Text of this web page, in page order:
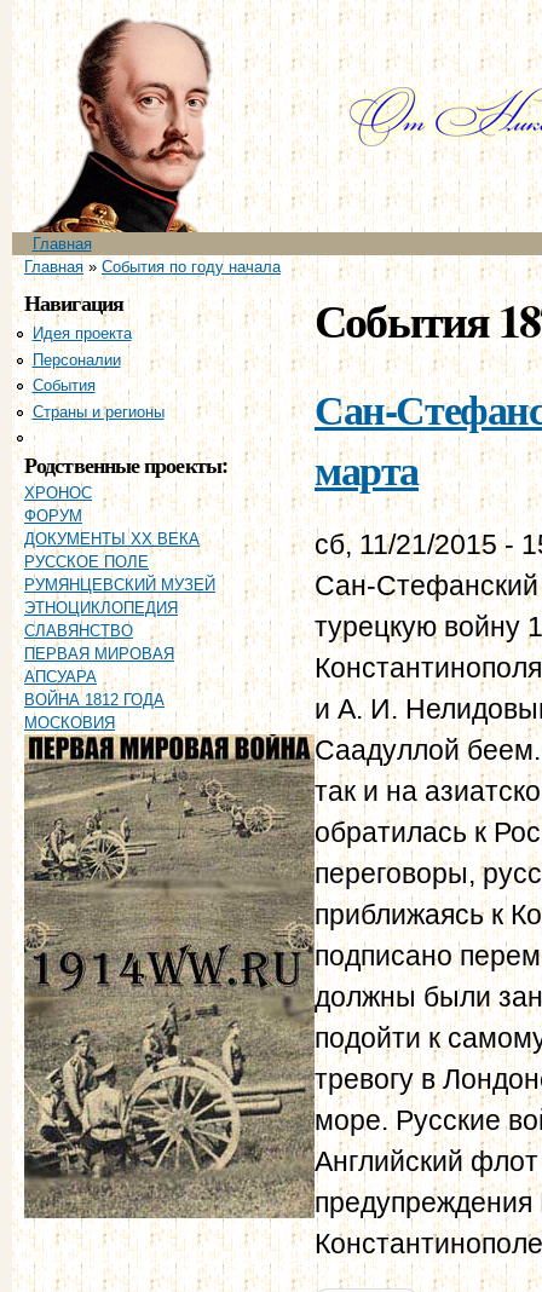
Главное меню
Главная
Вы здесь
Главная» События по году начала
Навигация
Идея проекта
Персоналии
События
Страны и регионы
Хронология
Родственные проекты:
ХРОНОС
ФОРУМ
ДОКУМЕНТЫ XX ВЕКА
РУССКОЕ ПОЛЕ
РУМЯНЦЕВСКИЙ МУЗЕЙ
ЭТНОЦИКЛОПЕДИЯ
СЛАВЯНСТВО
ПЕРВАЯ МИРОВАЯ
АПСУАРА
ВОЙНА 1812 ГОДА
МОСКОВИЯ
События
Сан-
марта
сб, 11/21/2015 -
Сан-Стефанский
турецкую войну
и А. И.
Саадуллой
так и на
обратилась к
переговоры,
приближаясь к
подписано
должны были
подойти к
тревогу в
море. Русские
Английский
предупреждения